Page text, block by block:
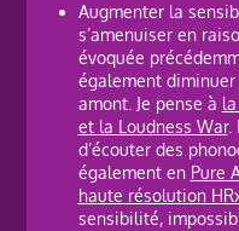
Augmenter la
s’amenuiser en
évoquée
également
amont. Je pense à
et la Loudness War.
d’écouter des
également en Pure
haute résolution
sensibilité,